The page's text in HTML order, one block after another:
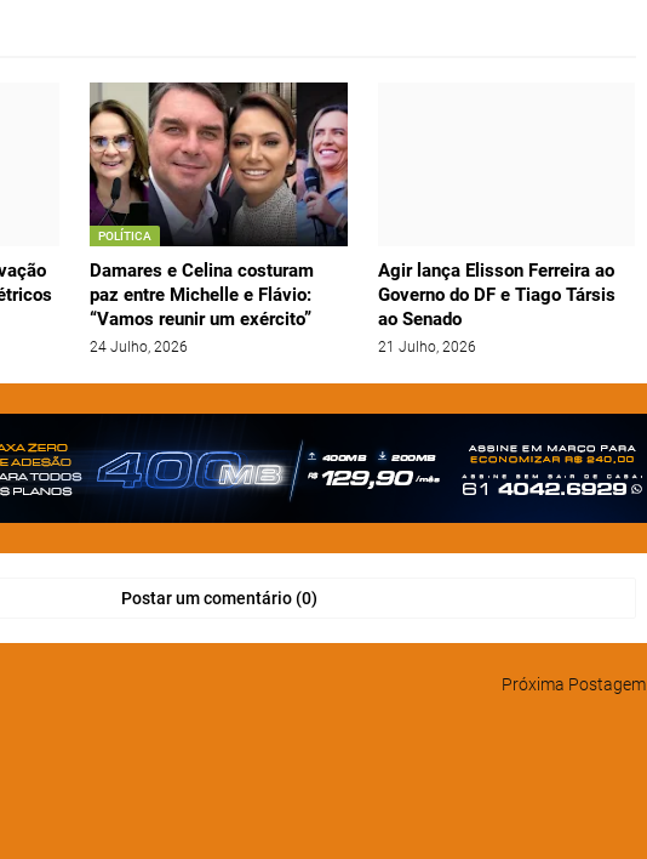
POLÍTICA
Damares e Celina costuram
paz entre Michelle e Flávio:
“Vamos reunir um exército”
24 Julho, 2026
Agir lança Elisson Ferreira ao
Governo do DF e Tiago Társis
ao Senado
21 Julho, 2026
Postar um comentário (0)
Próxima Postagem